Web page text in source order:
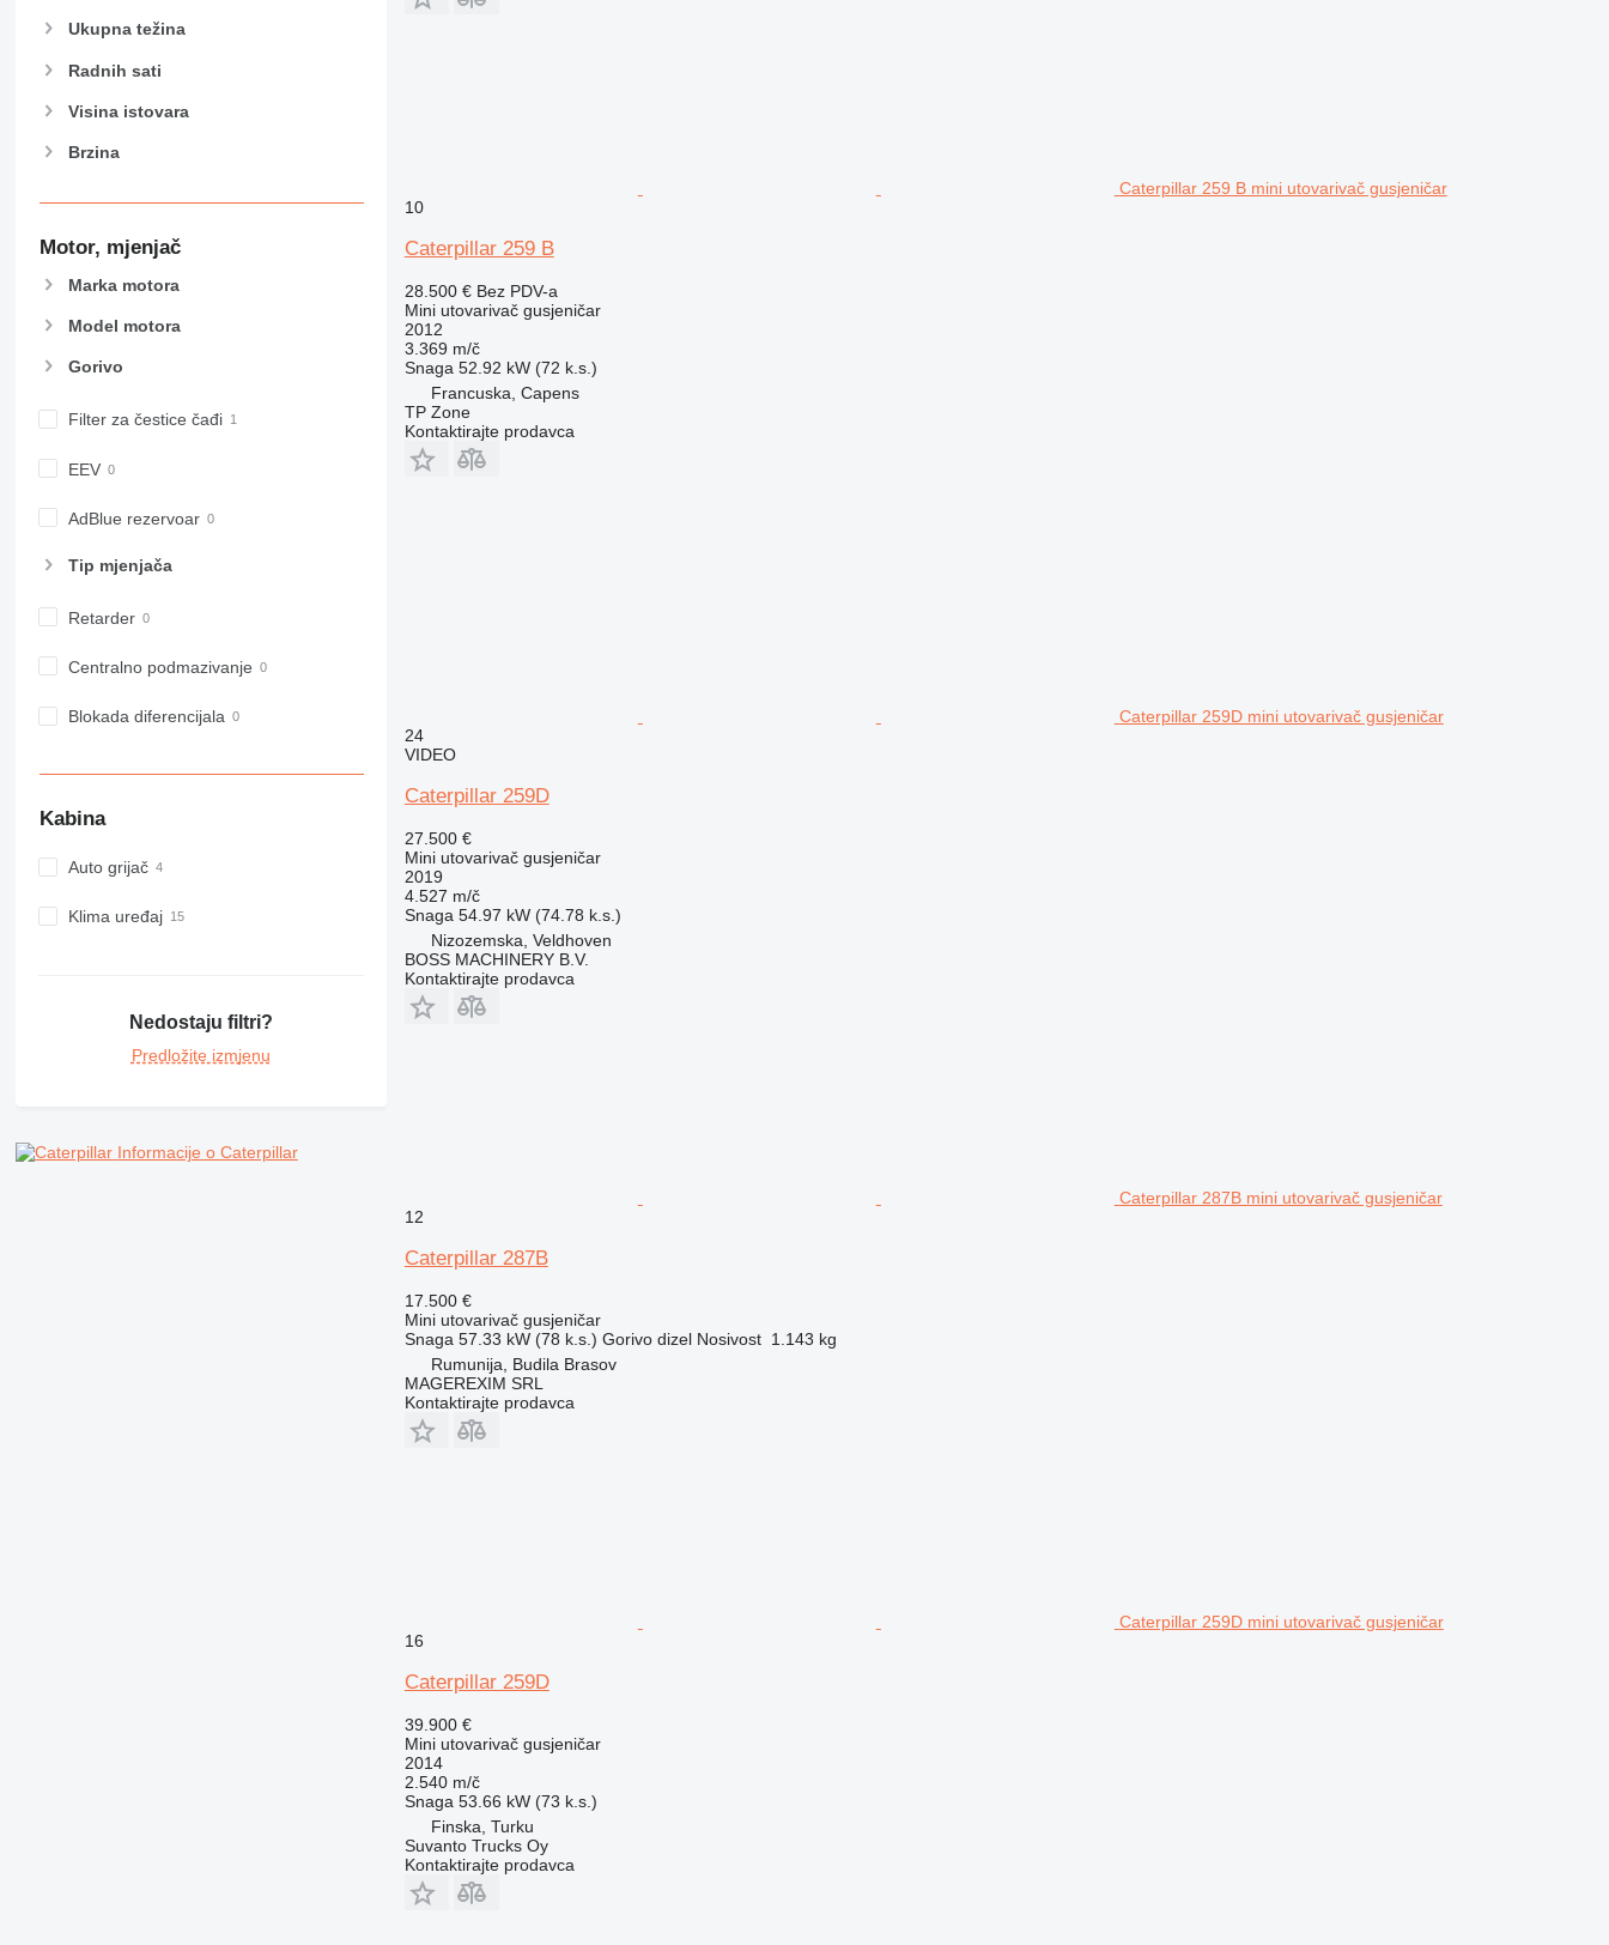
Ukupna težina
Radnih sati
Visina istovara
Brzina
Motor, mjenjač
Marka motora
Model motora
Gorivo
Filter za čestice čađi
EEV
AdBlue rezervoar
Tip mјenjača
Retarder
Centralno podmazivanje
Blokada diferencijala
Kabina
Auto grijač
Klima uređaj
Nedostaju filtri?
Predložite izmjenu
Informacije o Caterpillar
Caterpillar 259 B mini utovarivač gusjeničar
10
Caterpillar 259 B
28.500 € Bez PDV-a
Mini utovarivač gusjeničar
2012
3.369 m/č
Snaga 52.92 kW (72 k.s.)
Francuska, Capens
TP Zone
Kontaktirajte prodavca
Caterpillar 259D mini utovarivač gusjeničar
24
VIDEO
Caterpillar 259D
27.500 €
Mini utovarivač gusjeničar
2019
4.527 m/č
Snaga 54.97 kW (74.78 k.s.)
Nizozemska, Veldhoven
BOSS MACHINERY B.V.
Kontaktirajte prodavca
Caterpillar 287B mini utovarivač gusjeničar
12
Caterpillar 287B
17.500 €
Mini utovarivač gusjeničar
Snaga 57.33 kW (78 k.s.) Gorivo dizel Nosivost 1.143 kg
Rumunija, Budila Brasov
MAGEREXIM SRL
Kontaktirajte prodavca
Caterpillar 259D mini utovarivač gusjeničar
16
Caterpillar 259D
39.900 €
Mini utovarivač gusjeničar
2014
2.540 m/č
Snaga 53.66 kW (73 k.s.)
Finska, Turku
Suvanto Trucks Oy
Kontaktirajte prodavca